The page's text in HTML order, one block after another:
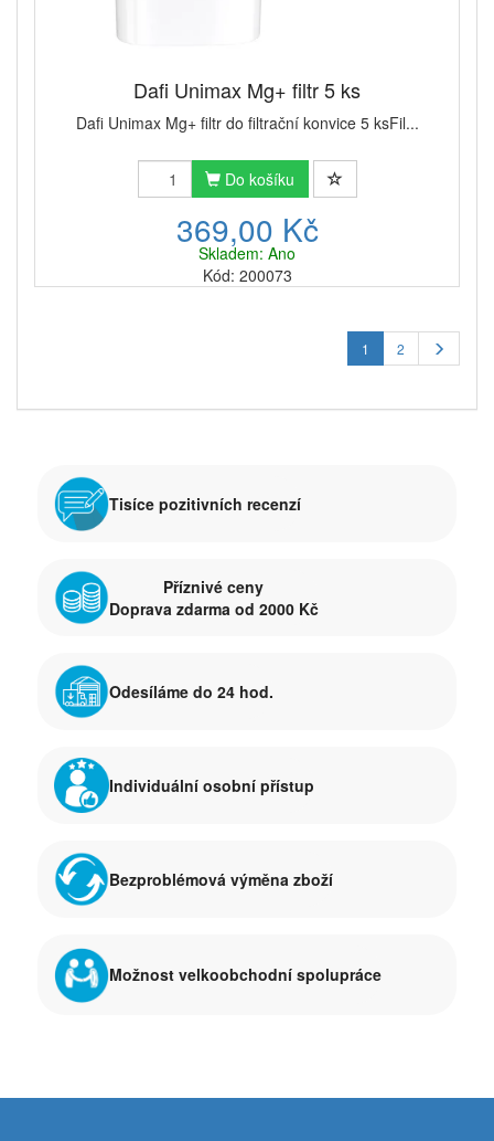
Dafi Unimax Mg+ filtr 5 ks
Dafi Unimax Mg+ filtr do filtrační konvice 5 ksFil...
Do košíku
369,00 Kč
Skladem: Ano
Kód: 200073
1 2
Tisíce pozitivních recenzí
Příznivé ceny
Doprava zdarma od 2000 Kč
Odesíláme do 24 hod.
Individuální osobní přístup
Bezproblémová výměna zboží
Možnost velkoobchodní spolupráce